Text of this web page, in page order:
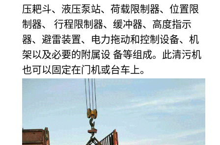
压耙斗、液压泵站、荷载限制器、位置限
制器、 行程限制器、缓冲器、高度指示
器、避雷装置、电力拖动和控制设备、机
架以及必要的附属设 备等组成。此清污机
也可以固定在门机或台车上。